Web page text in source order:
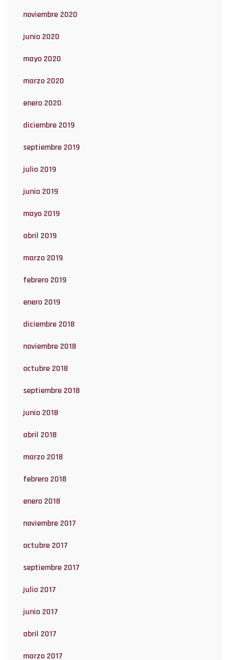
noviembre 2020
junio 2020
mayo 2020
marzo 2020
enero 2020
diciembre 2019
septiembre 2019
julio 2019
junio 2019
mayo 2019
abril 2019
marzo 2019
febrero 2019
enero 2019
diciembre 2018
noviembre 2018
octubre 2018
septiembre 2018
junio 2018
abril 2018
marzo 2018
febrero 2018
enero 2018
noviembre 2017
octubre 2017
septiembre 2017
julio 2017
junio 2017
abril 2017
marzo 2017